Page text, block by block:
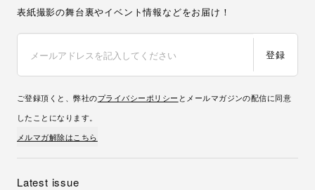
表紙撮影の舞台裏やイベント情報などをお届け！
登録
ご登録頂くと、弊社のプライバシーポリシー とメールマガジンの配信に同意
したことになります。
メルマガ解除はこちら
Latest issue